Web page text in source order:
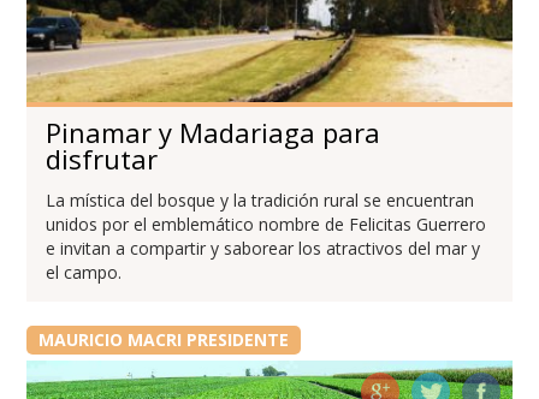
Pinamar y Madariaga para
disfrutar
La mística del bosque y la tradición rural se encuentran
unidos por el emblemático nombre de Felicitas Guerrero
e invitan a compartir y saborear los atractivos del mar y
el campo.
MAURICIO MACRI PRESIDENTE